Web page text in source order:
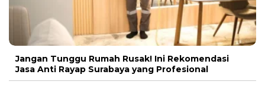
Jangan Tunggu Rumah Rusak! Ini Rekomendasi
Jasa Anti Rayap Surabaya yang Profesional